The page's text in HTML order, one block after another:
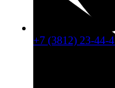
+7 (3812) 23-44-